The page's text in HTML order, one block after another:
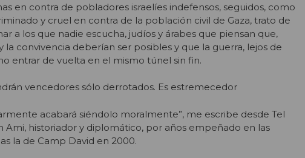
en contra de pobladores israelíes indefensos, seguidos, como
y cruel en contra de la población civil de Gaza, trato de
a los que nadie escucha, judíos y árabes que piensan que,
convivencia deberían ser posibles y que la guerra, lejos de
entrar de vuelta en el mismo túnel sin fin.
vencedores sólo derrotados. Es estremecedor
acabará siéndolo moralmente”, me escribe desde Tel
Ami, historiador y diplomático, por años empeñado en las
la de Camp David en 2000.